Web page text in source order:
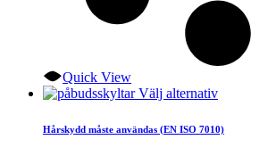
Quick View
Välj alternativDen
produkten
Hårskydd måste användas (EN ISO 7010)